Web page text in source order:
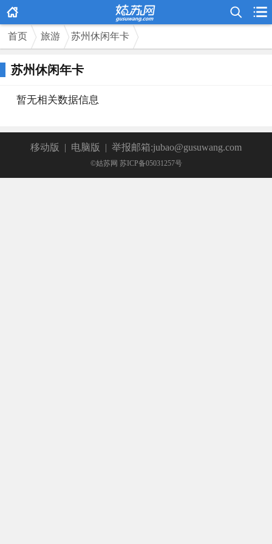
  
首页 旅游 苏州休闲年卡
苏州休闲年卡
暂无相关数据信息
移动版 | 电脑版 | 举报邮箱:jubao@gusuwang.com
©姑苏网 苏ICP备05031257号